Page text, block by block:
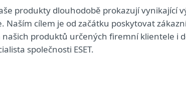
produkty dlouhodobě prokazují vynikající
Naším cílem je od začátku poskytovat
produktů určených firemní klientele i
společnosti ESET.